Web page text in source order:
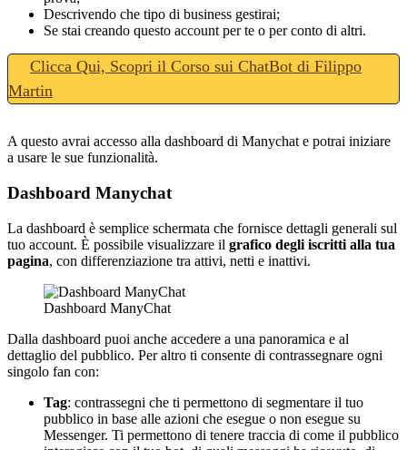
Descrivendo che tipo di business gestirai;
Se stai creando questo account per te o per conto di altri.
Clicca Qui, Scopri il Corso sui ChatBot di Filippo
Martin
A questo avrai accesso alla dashboard di Manychat e potrai iniziare
a usare le sue funzionalità.
Dashboard Manychat
La dashboard è semplice schermata che fornisce dettagli generali sul
tuo account. È possibile visualizzare il grafico degli iscritti alla tua
pagina, con differenziazione tra attivi, netti e inattivi.
Dashboard ManyChat
Dalla dashboard puoi anche accedere a una panoramica e al
dettaglio del pubblico. Per altro ti consente di contrassegnare ogni
singolo fan con:
Tag: contrassegni che ti permettono di segmentare il tuo
pubblico in base alle azioni che esegue o non esegue su
Messenger. Ti permettono di tenere traccia di come il pubblico